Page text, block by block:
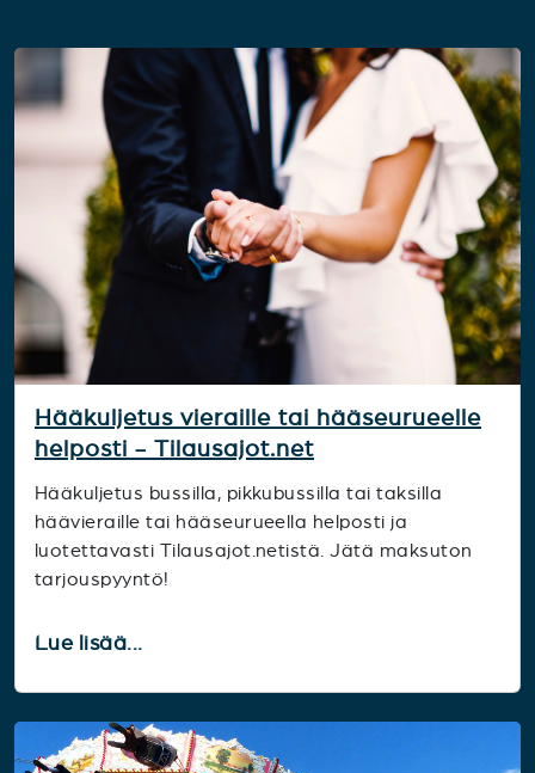
Hääkuljetus vieraille tai hääseurueelle
helposti - Tilausajot.net
Hääkuljetus bussilla, pikkubussilla tai taksilla
häävieraille tai hääseurueella helposti ja
luotettavasti Tilausajot.netistä. Jätä maksuton
tarjouspyyntö!
Lue lisää...